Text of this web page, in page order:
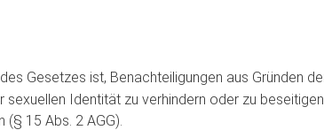
Gesetzes ist, Benachteiligungen aus Gründen
sexuellen Identität zu verhindern oder zu
(§ 15 Abs. 2 AGG).